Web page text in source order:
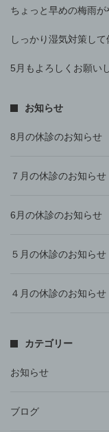
ちょっと早めの梅雨が
しっかり湿気対策し
5月もよろしくお願い
お知らせ
8月の休診のお知らせ
７月の休診のお知らせ
6月の休診のお知らせ
５月の休診のお知らせ
４月の休診のお知らせ
カテゴリー
お知らせ
ブログ